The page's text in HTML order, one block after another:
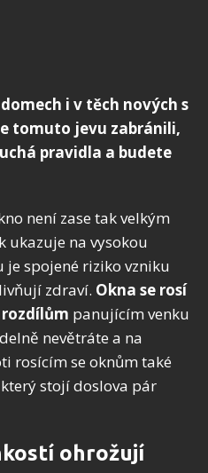
i v těch nových s
tomuto jevu zabránili,
pravidla a budete
není zase tak velkým
ukazuje na vysokou
je spojené riziko vzniku
zdraví. Okna se rosí
panujícím venku
nevětráte a na
rosícím se oknům také
stojí doslova pár
ohrožují